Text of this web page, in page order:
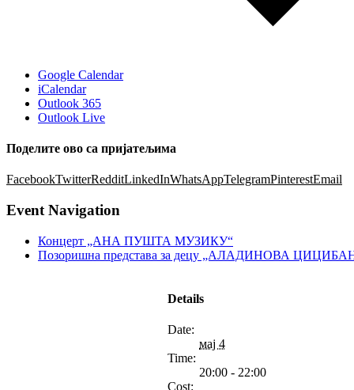
Google Calendar
iCalendar
Outlook 365
Outlook Live
Поделите ово са пријатељима
FacebookTwitterRedditLinkedInWhatsAppTelegramPinterestEmail
Event Navigation
Концерт „АНА ПУШТА МУЗИКУ“
Позоришна представа за децу „АЛАДИНОВА
Details
Date:
мај 4
Time:
20:00 - 22:00
Cost: